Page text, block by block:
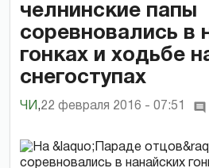
челнинские папы
соревновались в
гонках и ходьбе
снегоступах
ЧИ ,22 февраля 2016 - 07:51